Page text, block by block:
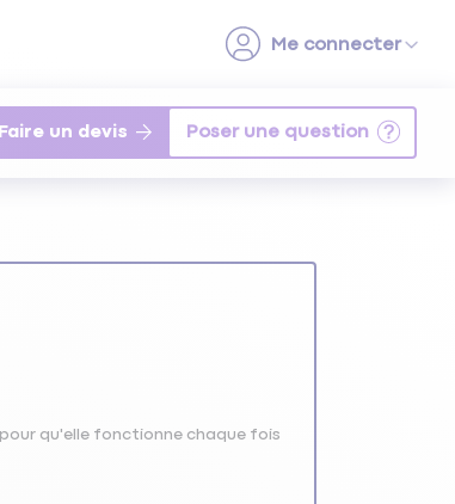
Faire un devis
qu'elle fonctionne chaque fois